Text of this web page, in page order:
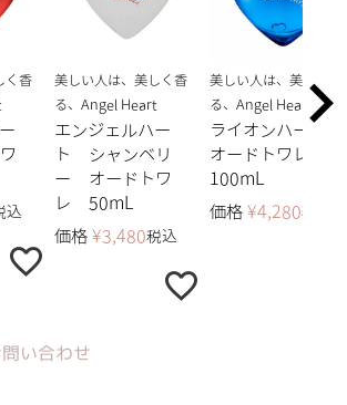
く香
込
美しい人は、美しく香
る、Angel Heart
エンジェルハー
ト シャンベリ
ー オードトワ
レ 50mL
価格 ¥3,480税込
美しい人は、美しく香
る、Angel Heart
ライオンハート
オードトワレ
100mL
価格 ¥4,280税込
い合わせ